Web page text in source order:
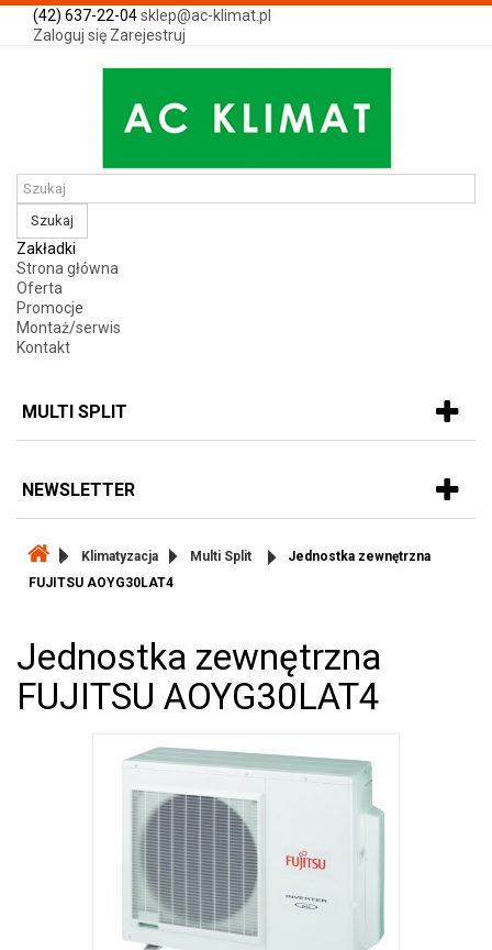
(42) 637-22-04sklep@ac-klimat.pl
Zaloguj się Zarejestruj
Szukaj
Zakładki
Strona główna
Oferta
Promocje
Montaż/serwis
Kontakt
MULTI SPLIT
NEWSLETTER
Klimatyzacja Multi Split
Jednostka zewnętrzna
FUJITSU AOYG30LAT4
Jednostka zewnętrzna
FUJITSU AOYG30LAT4